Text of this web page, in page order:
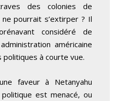
des colonies de
pourrait s’extirper ? Il
considéré de
américaine
politiques à courte vue.
faveur à Netanyahu
est menacé, ou